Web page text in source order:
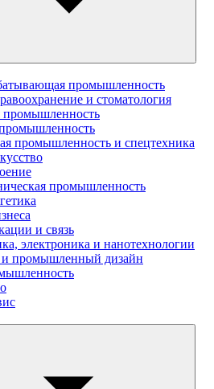
промышленность
и стоматология
промышленность
промышленность и спецтехника
промышленность
и связь
электроника и нанотехнологии
промышленный дизайн